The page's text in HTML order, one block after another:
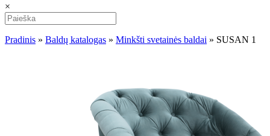
×
Pradinis » Baldų katalogas » Minkšti svetainės baldai » SUSAN 1